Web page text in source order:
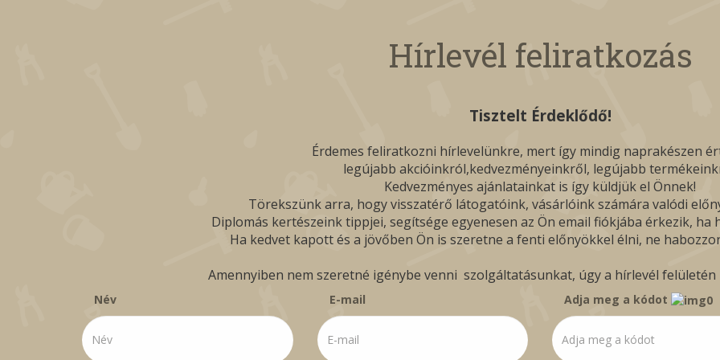
Hírlevél feliratkozás
Tisztelt Érdeklődő!
Érdemes feliratkozni hírlevelünkre, mert így mindig naprakészen
legújabb akcióinkról,kedvezményeinkről, legújabb
Kedvezményes ajánlatainkat is így küldjük el Önnek!
Törekszünk arra, hogy visszatérő látogatóink, vásárlóink számára valódi
Diplomás kertészeink tippjei, segítsége egyenesen az Ön email fiókjába érkezik,
Ha kedvet kapott és a jövőben Ön is szeretne a fenti előnyökkel élni, ne
Amennyiben nem szeretné igénybe venni szolgáltatásunkat, úgy a hírlevél
Név E-mail Adja meg a kódot